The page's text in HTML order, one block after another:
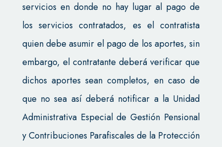
servicios en donde no hay lugar al pago de
los servicios contratados, es el contratista
quien debe asumir el pago de los aportes, sin
embargo, el contratante deberá verificar que
dichos aportes sean completos, en caso de
que no sea así deberá notificar a la Unidad
Administrativa Especial de Gestión Pensional
y Contribuciones Parafiscales de la Protección